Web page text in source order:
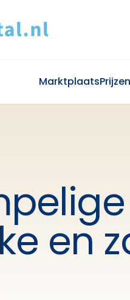
MarktplaatsPrijzen
en